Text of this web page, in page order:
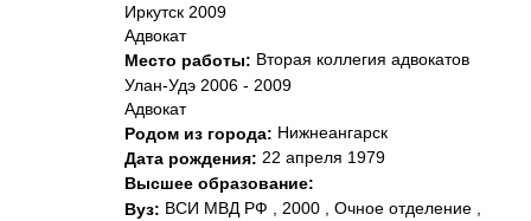
Иркутск 2009
Адвокат
Место работы: Вторая коллегия адвокатов
Улан-Удэ 2006 - 2009
Адвокат
Родом из города: Нижнеангарск
Дата рождения: 22 апреля 1979
Высшее образование:
Вуз: ВСИ МВД РФ , 2000 , Очное отделение ,